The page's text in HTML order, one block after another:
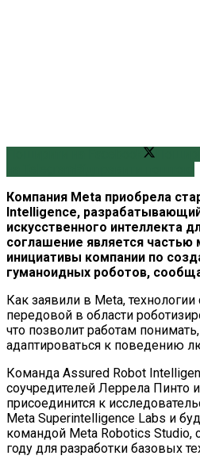
Компания Meta приобрела
Intelligence,
искусственного интеллекта
соглашение является
инициативы компании по
гуманоидных роботов,
Как заявили в Meta, технологии
передовой в области
что позволит работам
адаптироваться к поведению
Команда Assured Robot
соучредителей Леррела Пинто
присоединится к
Meta Superintelligence Labs и
командой Meta Robotics
году для разработки базовых